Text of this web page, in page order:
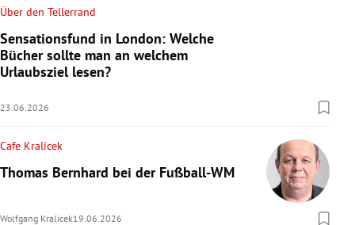
Über den Tellerrand
Sensationsfund in London: Welche
Bücher sollte man an welchem
Urlaubsziel lesen?
23.06.2026
Cafe Kralicek
Thomas Bernhard bei der Fußball-WM
Wolfgang Kralicek19.06.2026